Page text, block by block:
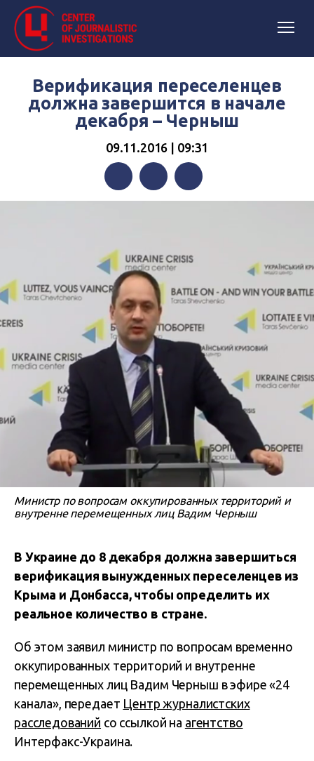
Верификация переселенцев
должна завершится в начале
декабря – Черныш
09.11.2016 | 09:31
FacebookTwitterTelegram
Министр по вопросам оккупированных территорий и
внутренне перемещенных лиц Вадим Черныш
В Украине до 8 декабря должна завершиться
верификация вынужденных переселенцев из
Крыма и Донбасса, чтобы определить их
реальное количество в стране.
Об этом заявил министр по вопросам временно
оккупированных территорий и внутренне
перемещенных лиц Вадим Черныш в эфире «24
канала», передает Центр журналистских
расследований со ссылкой на агентство
Интерфакс-Украина.